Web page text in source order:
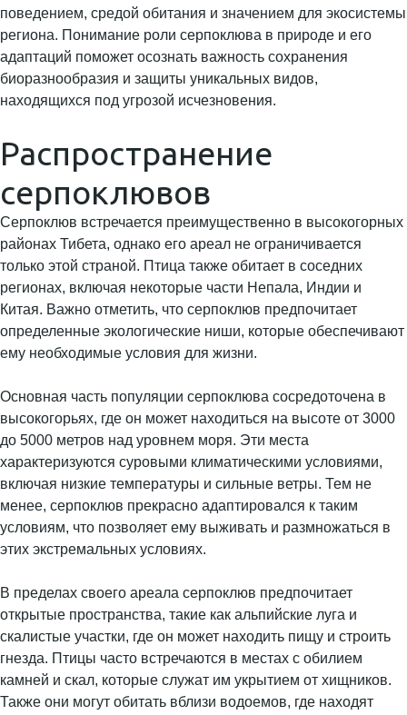
поведением, средой обитания и значением для экосистемы
региона. Понимание роли серпоклюва в природе и его
адаптаций поможет осознать важность сохранения
биоразнообразия и защиты уникальных видов,
находящихся под угрозой исчезновения.
Распространение
серпоклювов
Серпоклюв встречается преимущественно в высокогорных
районах Тибета, однако его ареал не ограничивается
только этой страной. Птица также обитает в соседних
регионах, включая некоторые части Непала, Индии и
Китая. Важно отметить, что серпоклюв предпочитает
определенные экологические ниши, которые обеспечивают
ему необходимые условия для жизни.
Основная часть популяции серпоклюва сосредоточена в
высокогорьях, где он может находиться на высоте от 3000
до 5000 метров над уровнем моря. Эти места
характеризуются суровыми климатическими условиями,
включая низкие температуры и сильные ветры. Тем не
менее, серпоклюв прекрасно адаптировался к таким
условиям, что позволяет ему выживать и размножаться в
этих экстремальных условиях.
В пределах своего ареала серпоклюв предпочитает
открытые пространства, такие как альпийские луга и
скалистые участки, где он может находить пищу и строить
гнезда. Птицы часто встречаются в местах с обилием
камней и скал, которые служат им укрытием от хищников.
Также они могут обитать вблизи водоемов, где находят